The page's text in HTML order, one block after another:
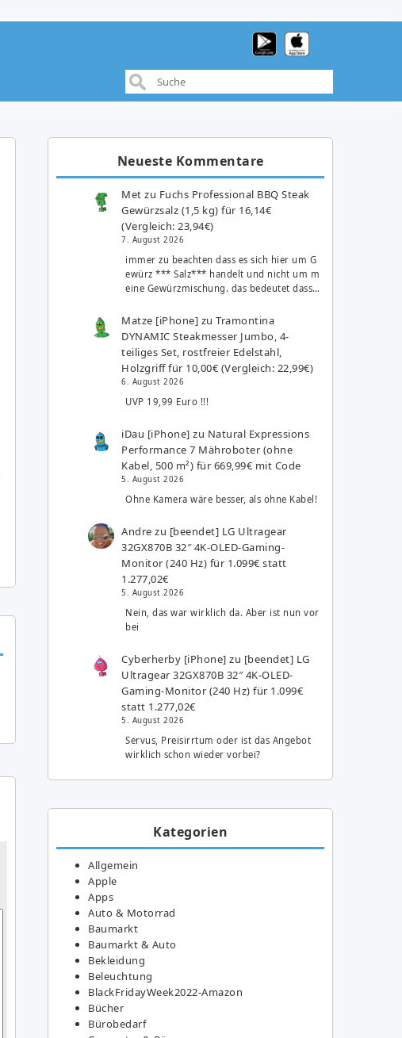
Neueste Kommentare
Met zu Fuchs Professional BBQ Steak
Gewürzsalz (1,5 kg) für 16,14€
(Vergleich: 23,94€)
7. August 2026
immer zu beachten dass es sich hier um G
ewürz *** Salz*** handelt und nicht um m
eine Gewürzmischung. das bedeutet dass…
Matze [iPhone] zuTramontina
DYNAMIC Steakmesser Jumbo, 4-
teiliges Set, rostfreier Edelstahl,
Holzgriff für 10,00€ (Vergleich: 22,99€)
6. August 2026
UVP 19,99 Euro !!!
iDau [iPhone] zu Natural Expressions
Performance 7 Mähroboter (ohne
Kabel, 500 m²) für 669,99€ mit Code
5. August 2026
Ohne Kamera wäre besser, als ohne Kabel!
Andre zu [beendet] LG Ultragear
32GX870B 32″ 4K-OLED-Gaming-
Monitor (240 Hz) für 1.099€ statt
1.277,02€
5. August 2026
Nein, das war wirklich da. Aber ist nun vor
bei
Cyberherby [iPhone] zu [beendet] LG
Ultragear 32GX870B 32″ 4K-OLED-
Gaming-Monitor (240 Hz) für 1.099€
statt 1.277,02€
5. August 2026
Servus, Preisirrtum oder ist das Angebot
wirklich schon wieder vorbei?
Kategorien
Allgemein
Apple
Apps
Auto & Motorrad
Baumarkt
Baumarkt & Auto
Bekleidung
Beleuchtung
BlackFridayWeek2022-Amazon
Bücher
Bürobedarf